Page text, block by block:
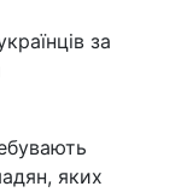
за
яких